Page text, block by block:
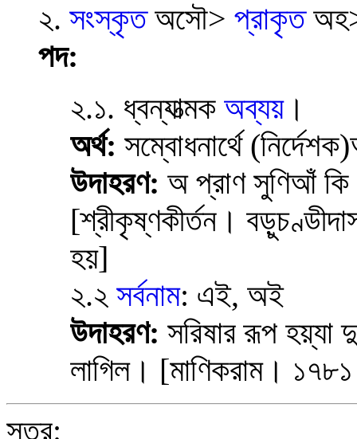
২. সংস্কৃতঅসৌ> প্রাকৃত
পদ:
২.১. ধ্বন্যাত্মক অব্যয়।
অর্থ: সম্বোধনার্থে
উদাহরণ: অ প্রাণ সুণিআঁ কি
[শ্রীকৃষ্ণকীর্তন।
হয়]
২.২ সর্বনাম: এই, অই
উদাহরণ: সরিষার রূপ হয়্যা
লাগিল। [মাণিকরাম। ১৭৮১
সূত্র: